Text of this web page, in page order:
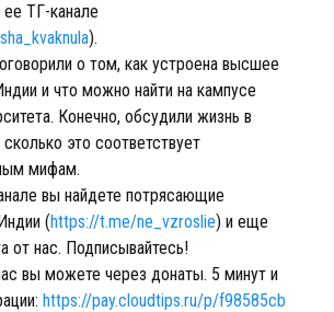
ТГ-канале
).
о том, как устроена высшее
и что можно найти на кампусе
Конечно, обсудили жизнь в
это соответствует
мифам.
вы найдете потрясающие
(https://t.me/ne_vzroslie) и еще
от нас. Подписывайтесь!
вы можете через донаты. 5 минут и
https://pay.cloudtips.ru/p/f98585cb